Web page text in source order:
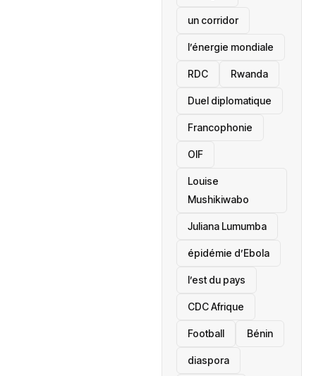
un corridor
l’énergie mondiale
RDC Rwanda
Duel diplomatique
Francophonie
OIF
Louise
Mushikiwabo
Juliana Lumumba
épidémie d’Ebola
l’est du pays
CDC Afrique
Football Bénin
diaspora